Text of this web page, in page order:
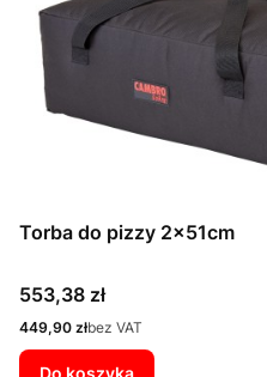
Torba do pizzy 2x51cm
Cena
553,38 zł
Cena
449,90 złbez VAT